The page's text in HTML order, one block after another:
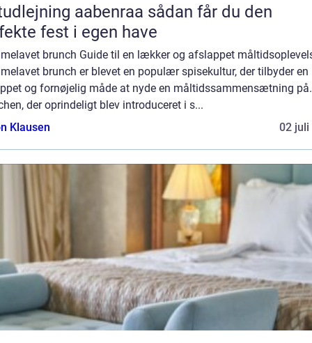
aabenraa sådan får du den
fest i egen have
brunch Guide til en lækker og afslappet
brunch er blevet en populær spisekultur, der tilbyder en
og fornøjelig måde at nyde en måltidssammensætning på.
der oprindeligt blev introduceret i s...
Klausen
02 juli